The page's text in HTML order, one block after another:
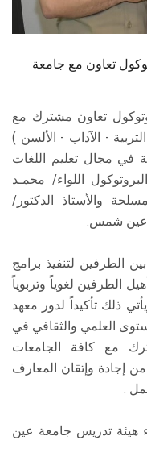
الزائـرون
تعاون مع جامعة
تعاون مشترك مع
- الآداب - الألسن )
في مجال تعليم اللغات
اللواء/ محمـد
والأستاذ الدكتور/
عين شمس.
الطرفين لتنفيذ برامج
الطرفين لغوياً وتربوياً
ذلك تأكيداً لدور معهد
العلمي والثقافي في
مع كافة الجامعات
إجادة وإتقان المعارف
.
هيئة تدريس جامعة عين